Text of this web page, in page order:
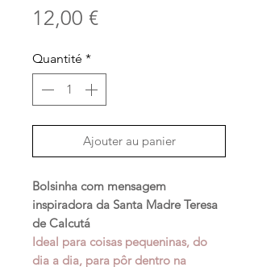
12,00 €Prix
Quantité *
Ajouter au panier
Bolsinha com mensagem
inspiradora da Santa Madre Teresa
de Calcutá
Ideal para coisas pequeninas, do
dia a dia, para pôr dentro na